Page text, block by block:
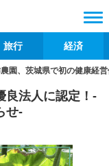
旅行 経済
園、茨城県で初の健康経
良法人に認定！-
せ-